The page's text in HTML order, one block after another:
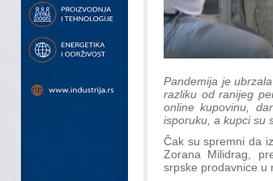
Pandemija je
razliku od ranijeg
online kupovinu,
isporuku, a kupci su
Čak su spremni da
Zorana Milidrag,
srpske prodavnice u